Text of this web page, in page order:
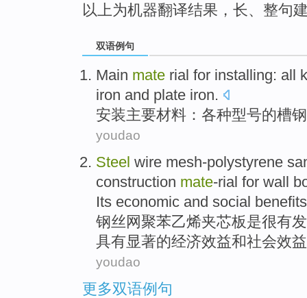
以上为机器翻译结果，长、整句
双语例句
Main mate rial for installing: all
iron and plate iron.
安装主要材料： 各种型号的槽钢
youdao
Steel wire mesh-polystyrene
construction mate-rial for wall
Its economic and social benefits
钢丝网聚苯乙烯夹芯板是很有
具有显著的经济效益和社会效
youdao
更多双语例句